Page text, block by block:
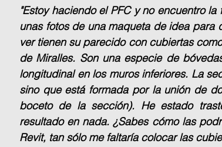
"Estoy haciendo el PFC y no encuentro
unas fotos de una maqueta de idea
ver tienen su parecido con cubiertas
de Miralles. Son una especie de
longitudinal en los muros inferiores. La
sino que está formada por la unión de
boceto de la sección). He estado
resultado en nada. ¿Sabes cómo las
Revit, tan sólo me faltaría colocar las